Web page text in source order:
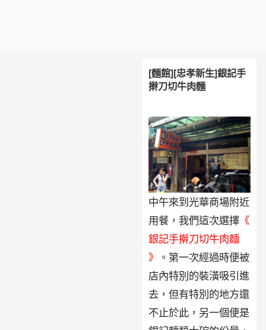
[麵館][忠孝新生]銀記手
擀刀切牛肉麵
中午來到光華商場附近
用餐，我們這次選擇 《
銀記手擀刀切牛肉麵
》
。第一次經過時便被
店內特別的裝潢吸引進
去，但有特別的地方還
不止於此，另一個便是